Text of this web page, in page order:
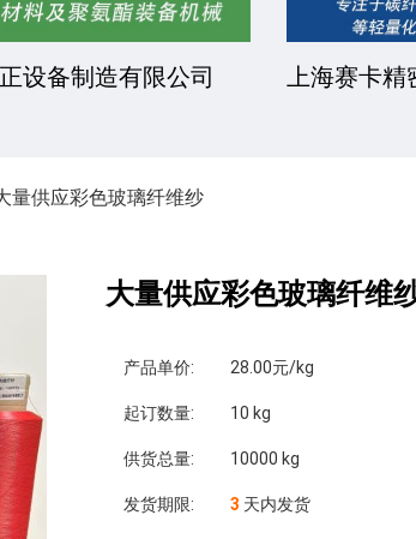
设备制造有限公司 上海赛卡精
量供应彩色玻璃纤维纱
大量供应彩色玻璃纤维
产品单价: 28.00元/kg
起订数量: 10 kg
供货总量: 10000 kg
发货期限: 3 天内发货